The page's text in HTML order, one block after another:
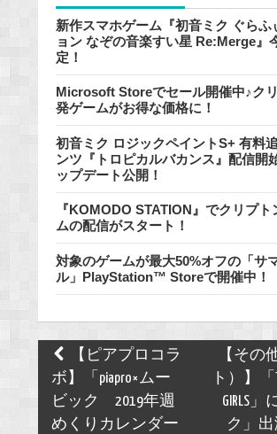
新作スマホゲーム『初音ミク ぐらふ
ョン なぞの音楽すい星 Re:Merge』
定！
Microsoft Storeでセール開催中♪ク
発ゲームがお得な価格に！
初音ミク ロジックペイントS+ 有料
ンツ『トロピカルバカンス』配信開
ップデート公開！
『KOMODO STATION』でクリプト
ムの配信がスタート！
対象のゲームが最大50%オフの「サ
ル」PlayStation™ Storeで開催中！
Post
navigation
【ピアプロコラ
ボ】「piapro×ムー
ビック 2019年週
めくりカレンダー
【その
ト）】「
GIRLS
ク」